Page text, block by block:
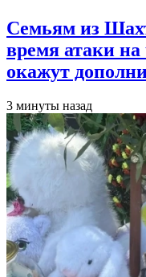
Семьям из
время атаки
окажут
3 минуты назад